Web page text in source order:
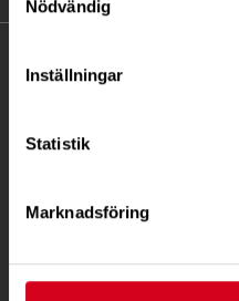
Nödvändig
Inställningar
Statistik
Marknadsföring
Fatbursgatan 19, 118 28
Samma som